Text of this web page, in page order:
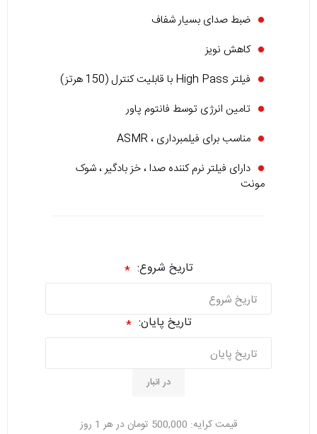
ضبط صدای بسیار شفاف
کاهش نویز
فیلتر High Pass با قابلیت کنترل (150 هرتز)
تامین انرژی توسط فانتوم پاور
مناسب برای فیلمبرداری ، ASMR
دارای فیلتر نرم کننده صدا ، خز بادگیر ، شوک
مونت
تاریخ شروع: *
تاریخ پایان: *
در انبار
قیمت کرایه: 500,000 تومان در هر 1 روز